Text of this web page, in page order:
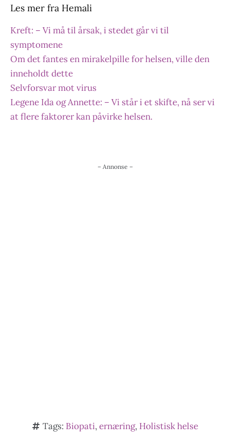
Les mer fra Hemali
Kreft: – Vi må til årsak, i stedet går vi til
symptomene
Om det fantes en mirakelpille for helsen, ville den
inneholdt dette
Selvforsvar mot virus
Legene Ida og Annette: – Vi står i et skifte, nå ser vi
at flere faktorer kan påvirke helsen.
– Annonse –
Tags: Biopati,ernæring, Holistisk helse